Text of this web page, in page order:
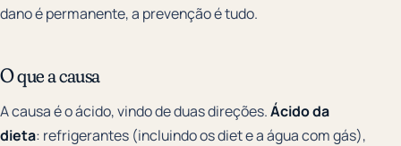
dano é permanente, a prevenção é tudo.
O que a causa
A causa é o ácido, vindo de duas direções.Ácido da
dieta: refrigerantes (incluindo os diet e a água com gás),